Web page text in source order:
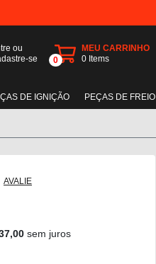
ou
se
0
MEU CARRINHO
0 Items
DE IGNIÇÃO PEÇAS DE FREIO
AVALIE
sem juros